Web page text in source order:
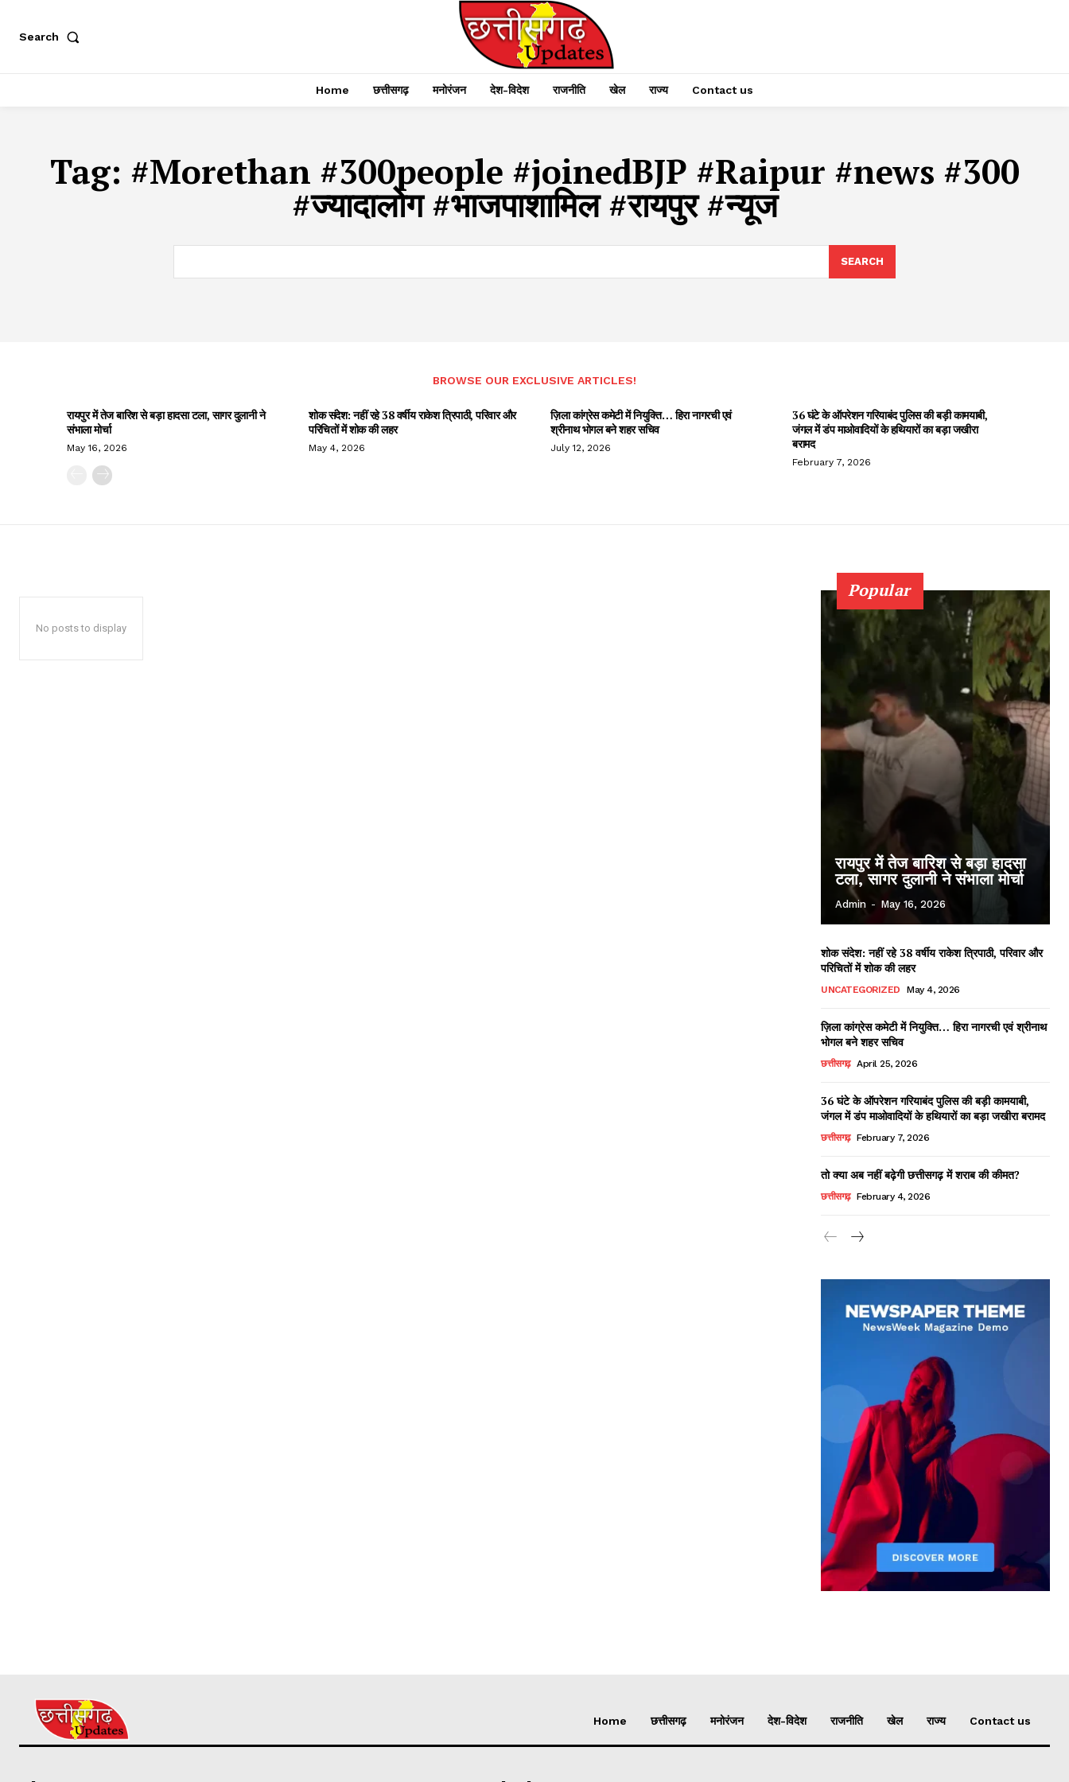
Search
Home छत्तीसगढ़ मनोरंजन देश-विदेश राजनीति खेल राज्य Contact us
Tag: #Morethan #300people #joinedBJP #Raipur #news #300
#ज्यादालोग #भाजपाशामिल #रायपुर #न्यूज
SEARCH
BROWSE OUR EXCLUSIVE ARTICLES!
रायपुर में तेज बारिश से बड़ा हादसा टला, सागर दुलानी ने
संभाला मोर्चा
May 16, 2026
शोक संदेश: नहीं रहे 38 वर्षीय राकेश त्रिपाठी, परिवार और
परिचितों में शोक की लहर
May 4, 2026
ज़िला कांग्रेस कमेटी में नियुक्ति… हिरा नागरची एवं
श्रीनाथ भोगल बने शहर सचिव
July 12, 2026
36 घंटे के ऑपरेशन गरियाबंद पुलिस की बड़ी कामयाबी,
जंगल में डंप माओवादियों के हथियारों का बड़ा जखीरा
बरामद
February 7, 2026
No posts to display
Popular
रायपुर में तेज बारिश से बड़ा हादसा
टला, सागर दुलानी ने संभाला मोर्चा
Admin - May 16, 2026
शोक संदेश: नहीं रहे 38 वर्षीय राकेश त्रिपाठी, परिवार और
परिचितों में शोक की लहर
UNCATEGORIZED May 4, 2026
ज़िला कांग्रेस कमेटी में नियुक्ति… हिरा नागरची एवं श्रीनाथ
भोगल बने शहर सचिव
छत्तीसगढ़ April 25, 2026
36 घंटे के ऑपरेशन गरियाबंद पुलिस की बड़ी कामयाबी,
जंगल में डंप माओवादियों के हथियारों का बड़ा जखीरा बरामद
छत्तीसगढ़ February 7, 2026
तो क्या अब नहीं बढ़ेगी छत्तीसगढ़ में शराब की कीमत?
छत्तीसगढ़ February 4, 2026
Home छत्तीसगढ़ मनोरंजन देश-विदेश राजनीति खेल राज्य Contact us